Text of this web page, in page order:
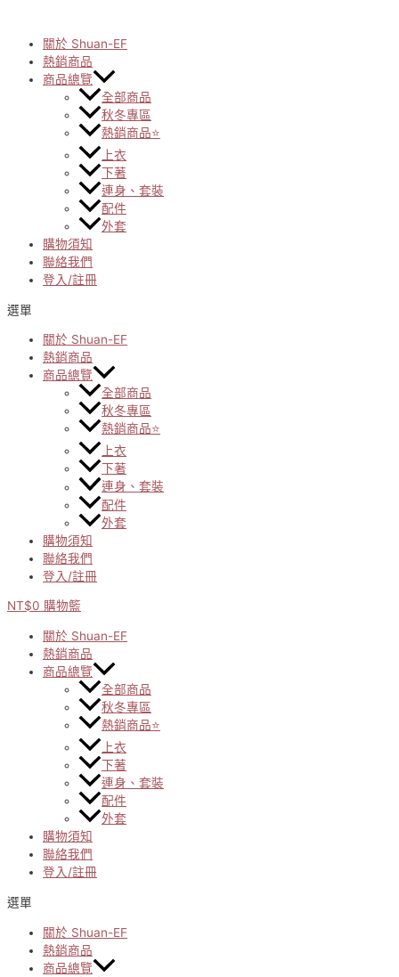
content關於 Shuan-EF
熱銷商品
商品總覽
全部商品
秋冬專區
熱銷商品⭐
上衣
下著
連身、套裝
配件
外套
購物須知
聯絡我們
登入/註冊
選單
關於 Shuan-EF
熱銷商品
商品總覽
全部商品
秋冬專區
熱銷商品⭐
上衣
下著
連身、套裝
配件
外套
購物須知
聯絡我們
登入/註冊
NT$0 購物籃
關於 Shuan-EF
熱銷商品
商品總覽
全部商品
秋冬專區
熱銷商品⭐
上衣
下著
連身、套裝
配件
外套
購物須知
聯絡我們
登入/註冊
選單
關於 Shuan-EF
熱銷商品
商品總覽